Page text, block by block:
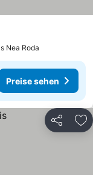
Nea Roda
Preise sehen
Teilen